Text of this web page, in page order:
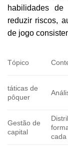
habilidades
reduzir riscos,
de jogo
Tópico
táticas de
pôquer
Gestão de
capital
cada